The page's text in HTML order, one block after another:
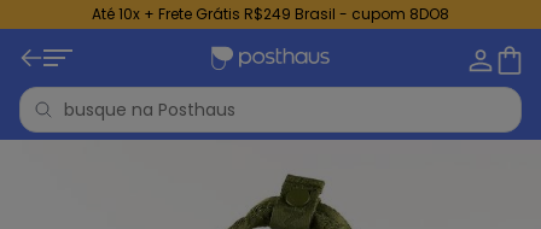
Até 10x + Frete Grátis R$249 Brasil - cupom 8DO8